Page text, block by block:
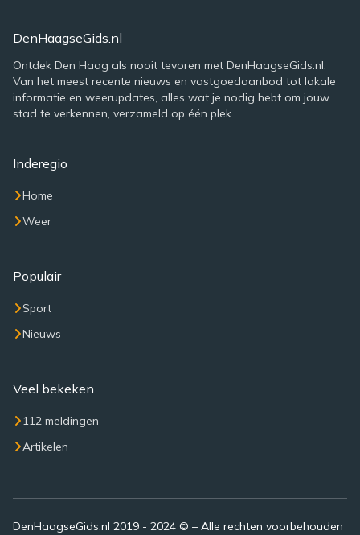
DenHaagseGids.nl
Ontdek Den Haag als nooit tevoren met DenHaagseGids.nl.
Van het meest recente nieuws en vastgoedaanbod tot lokale
informatie en weerupdates, alles wat je nodig hebt om jouw
stad te verkennen, verzameld op één plek.
Inderegio
Home
Weer
Populair
Sport
Nieuws
Veel bekeken
112 meldingen
Artikelen
DenHaagseGids.nl 2019 - 2024 © – Alle rechten voorbehouden